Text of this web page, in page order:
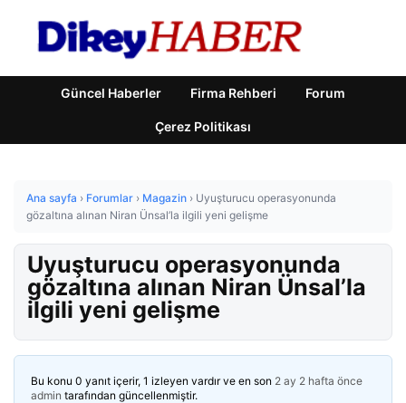
Güncel Haberler Firma Rehberi Forum
Çerez Politikası
Ana sayfa › Forumlar › Magazin › Uyuşturucu operasyonunda
gözaltına alınan Niran Ünsal’la ilgili yeni gelişme
Uyuşturucu operasyonunda
gözaltına alınan Niran Ünsal’la
ilgili yeni gelişme
Bu konu 0 yanıt içerir, 1 izleyen vardır ve en son 2 ay 2 hafta önce
admin tarafından güncellenmiştir.